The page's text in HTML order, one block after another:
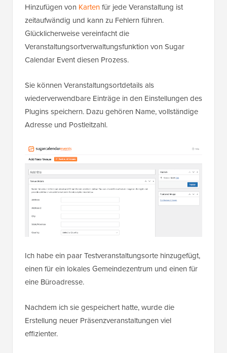
Hinzufügen von Kartenfür jede Veranstaltung ist
zeitaufwändig und kann zu Fehlern führen.
Glücklicherweise vereinfacht die
Veranstaltungsortverwaltungsfunktion von Sugar
Calendar Event diesen Prozess.
Sie können Veranstaltungsortdetails als
wiederverwendbare Einträge in den Einstellungen des
Plugins speichern. Dazu gehören Name, vollständige
Adresse und Postleitzahl.
Ich habe ein paar Testveranstaltungsorte hinzugefügt,
einen für ein lokales Gemeindezentrum und einen für
eine Büroadresse.
Nachdem ich sie gespeichert hatte, wurde die
Erstellung neuer Präsenzveranstaltungen viel
effizienter.